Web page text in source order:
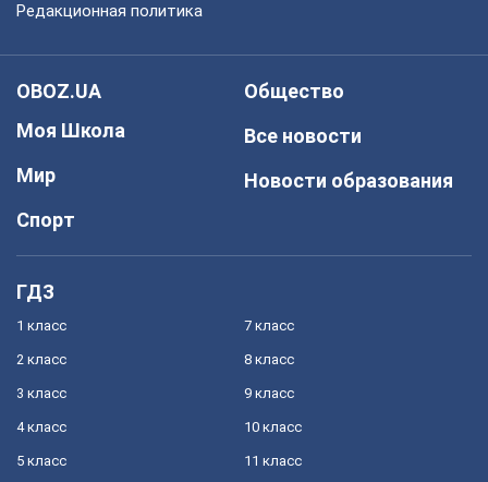
Редакционная политика
OBOZ.UA
Моя Школа
Мир
Спорт
Общество
Все новости
Новости образования
ГДЗ
1 класс
2 класс
3 класс
4 класс
5 класс
7 класс
8 класс
9 класс
10 класс
11 класс